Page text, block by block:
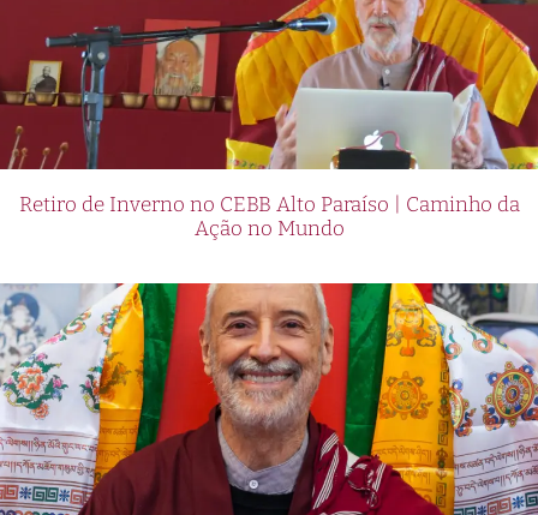
Retiro de Inverno no CEBB Alto Paraíso | Caminho da
Ação no Mundo